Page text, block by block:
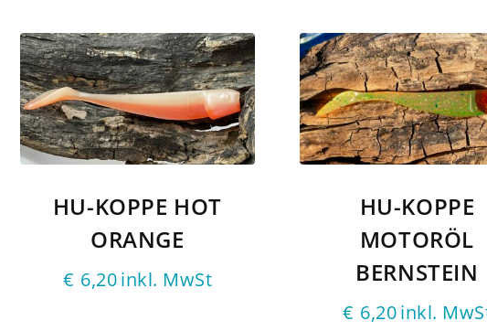
HU-KOPPE HOT
ORANGE
€ 6,20inkl. MwSt
HU-KOPPE
MOTORÖL
BERNSTEIN
€ 6,20inkl.